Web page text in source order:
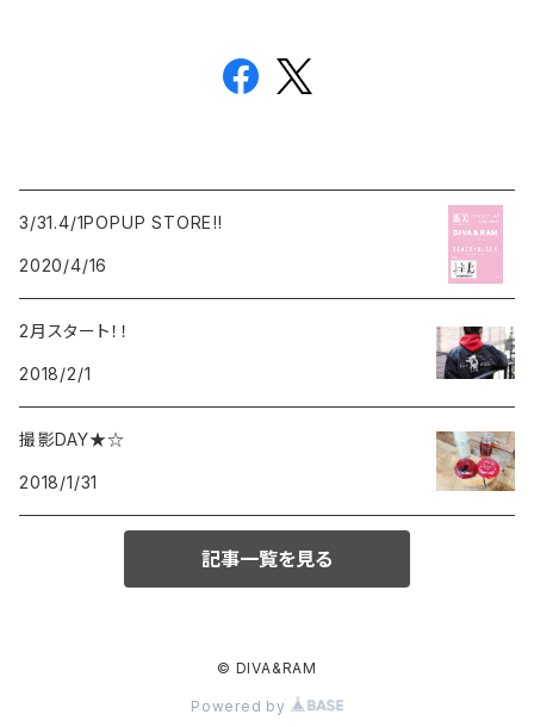
3/31.4/1POPUP STORE‼︎
2020/4/16
2月スタート！！
2018/2/1
撮影DAY★☆
2018/1/31
記事一覧を見る
© DIVA&RAM
Powered by